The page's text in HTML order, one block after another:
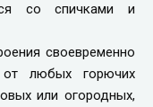
со спичками и
своевременно
от любых горючих
или огородных,